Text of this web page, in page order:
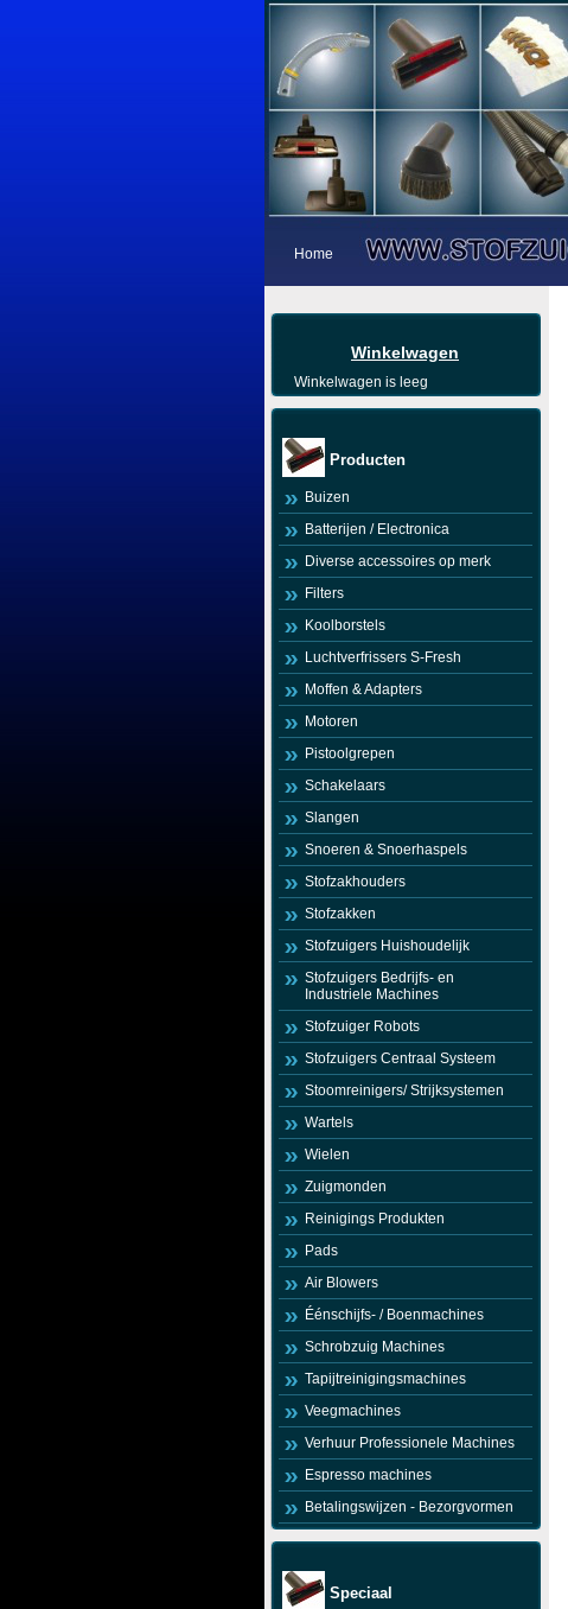
Home
Winkelwagen
Winkelwagen is leeg
Producten
Buizen
Batterijen / Electronica
Diverse accessoires op merk
Filters
Koolborstels
Luchtverfrissers S-Fresh
Moffen & Adapters
Motoren
Pistoolgrepen
Schakelaars
Slangen
Snoeren & Snoerhaspels
Stofzakhouders
Stofzakken
Stofzuigers Huishoudelijk
Stofzuigers Bedrijfs- en
Industriele Machines
Stofzuiger Robots
Stofzuigers Centraal Systeem
Stoomreinigers/ Strijksystemen
Wartels
Wielen
Zuigmonden
Reinigings Produkten
Pads
Air Blowers
Éénschijfs- / Boenmachines
Schrobzuig Machines
Tapijtreinigingsmachines
Veegmachines
Verhuur Professionele Machines
Espresso machines
Betalingswijzen - Bezorgvormen
Speciaal